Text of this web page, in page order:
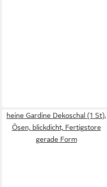
heine Gardine Dekoschal (1 St),
Ösen, blickdicht, Fertigstore
gerade Form